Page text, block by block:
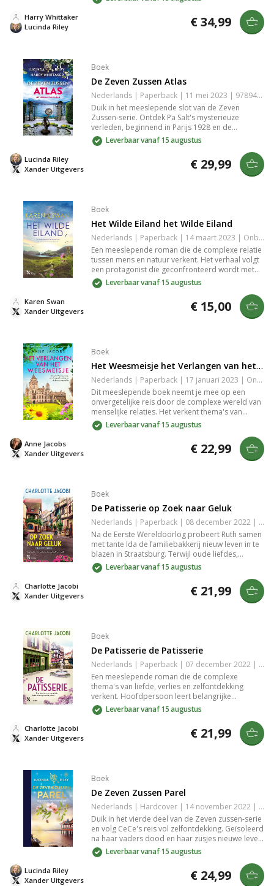
in het licht komen. Perfect voor liefhebbers van
Lucinda Riley
Harry Whittaker € 34,99
Boek
De Zeven Zussen Atlas
Nederlands | Paperback | 11 mei 2023 | 9789401615877
Duik in het meeslepende slot van de Zeven
Zussen-serie. Ontdek Pa Salt's mysterieuze
verleden, beginnend in Parijs 1928 en de
geheimen die de zussen in 2008 samenbrengen.
Reis door exotische locaties en ervaar de
zoektocht naar liefde en identiteit die leidt tot een
Leverbaar vanaf 15 augustus
Xander Uitgevers
Lucinda Riley € 29,99
Boek
Het Wilde Eiland het Wilde Eiland
Nederlands | Paperback | 14 maart 2023 | Onbekend | 9789401619226
Een meeslepende roman die de complexe relatie
tussen mens en natuur verkent. Het verhaal volgt
een protagonist die geconfronteerd wordt met
oprukkende milieu-uitdagingen en persoonlijke
dilemmas, waardoor thema's van identiteit,
verantwoording en hoop naar voren worden
gebracht. Deze krachtige en aangrijpende
narratief daagt je uit na te denken over je eigen
Leverbaar vanaf 15 augustus
Xander Uitgevers
Karen Swan € 15,00
Boek
Het Weesmeisje het Verlangen van het Weesmeisje
Nederlands | Paperback | 17 januari 2023 | Onbekend | 9789401619028
Dit meeslepende boek neemt je mee op een
onvergetelijke reis door de complexe wereld van
menselijke relaties. Het verkent thema's van
liefde, verdriet en de zoektocht naar jezelf,
waarbij indringende personages en een krachtige
verhaallijn je raken. Een aanrader voor iedereen
die houdt van diepgravende literatuur en
Leverbaar vanaf 15 augustus
Xander Uitgevers
Anne Jacobs € 22,99
Boek
De Patisserie op Zoek naar Geluk
Nederlands | Paperback | 08 december 2022 | 400 pagina's | 9789401618663
Na de Eerste Wereldoorlog probeert Ruth samen
met tante Ida de familiebakkerij nieuw leven in te
blazen in Straatsburg. Terwijl oude liefdes,
trauma’s en de Spaanse griep haar pad kruisen,
vecht zij voor geluk, liefde en hoop in roerige
Leverbaar vanaf 15 augustus
Xander Uitgevers
Charlotte Jacobi € 21,99
Boek
De Patisserie de Patisserie
Nederlands | Paperback | 07 december 2022 | Onbekend | 9789401618731
Een meeslepende roman die de complexe
thema's van liefde, verlies en zelfontdekking
verkent. Hoofdpersoon leert belangrijke
levenslessen door ingrijpende ervaringen en
ontmoetingen. Het verhaal roept reflectie op en
biedt een eerlijke kijk op menselijke relaties,
waardoor je wordt meegenomen in een
emotionele reis die blijft hangen. Ideaal voor
Leverbaar vanaf 15 augustus
Xander Uitgevers
Charlotte Jacobi € 21,99
Boek
De Zeven Zussen Parel
Nederlands | Hardcover | 14 november 2022 | 9789401618045
Duik in het vierde deel van de Zeven zussen-serie
en volg CeCe's reis vol zelfontdekking. Geïsoleerd
na haar vaders dood en haar zusjes nieuwe leven,
reist CeCe van Thailand naar Australië op zoek
naar haar verleden met de enige aanwijzing: een
oude foto. Een meeslepend verhaal vol mystiek
Leverbaar vanaf 15 augustus
Xander Uitgevers
Lucinda Riley € 24,99